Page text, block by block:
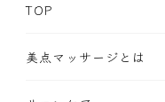
TOP
美点マッサージとは